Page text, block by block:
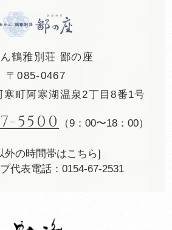
鶴雅別荘 鄙の座
〒085-0467
寒町阿寒湖温泉2丁目8番1号
5500 （9：00〜18：00）
外の時間帯はこちら]
代表電話：0154-67-2531